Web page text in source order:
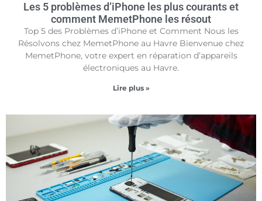
Les 5 problèmes d’iPhone les plus courants et
comment MemetPhone les résout
Top 5 des Problèmes d’iPhone et Comment Nous les
Résolvons chez MemetPhone au Havre Bienvenue chez
MemetPhone, votre expert en réparation d’appareils
électroniques au Havre.
Lire plus »